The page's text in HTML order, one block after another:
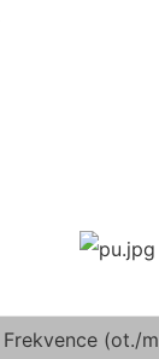
Frekvence (ot./